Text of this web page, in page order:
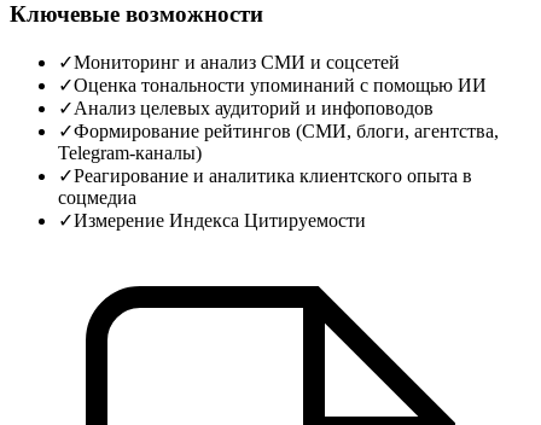
Ключевые возможности
✓Мониторинг и анализ СМИ и соцсетей
✓Оценка тональности упоминаний с помощью ИИ
✓Анализ целевых аудиторий и инфоповодов
✓Формирование рейтингов (СМИ, блоги, агентства,
Telegram-каналы)
✓Реагирование и аналитика клиентского опыта в
соцмедиа
✓Измерение Индекса Цитируемости